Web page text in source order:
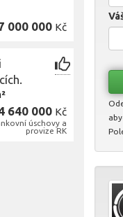
000 000 Kč
640 000 Kč
úschovy a
provize RK